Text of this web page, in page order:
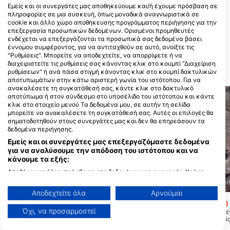
Samos Dive Center
Konstantinou Kanari 1, 83103
PYTHAGOREIO, ΕΛΛΑΔΑ
ΚΟΝΤΙΝΕΣ ΠΕΡΙΟΧΕΣ ΚΑΤΑΔΥΣΗΣ
PYTHAGOREIO
Kyriakou(★3.9)
Αυτή η τοποθεσία έχει ένα ωραίο
βραχώδες τοπίο με μικρά φαράγγια και
SAMOS DIVE CENTER
Karavopetra (★4.3)
Η Καραβόπετρα είναι
μπορείς να
Εμείς και οι συνεργάτες μας αποθηκεύουμε και/ή έχουμε πρόσβαση σε
πληροφορίες σε μια συσκευή, όπως μοναδικά αναγνωριστικά σε
cookie και άλλο χώρο αποθήκευσης προγράμματος περιήγησης για την
επεξεργασία προσωπικών δεδομένων. Ορισμένοι προμηθευτές
ενδέχεται να επεξεργάζονται τα προσωπικά σας δεδομένα βάσει
έννομου συμφέροντος, για να αντιταχθούν σε αυτό, ανοίξτε τις
"Ρυθμίσεις". Μπορείτε να αποδεχτείτε, να απορρίψετε ή να
διαχειριστείτε τις ρυθμίσεις σας κάνοντας κλικ στο κουμπί "Διαχείριση
ρυθμίσεων" ή ανά πάσα στιγμή κάνοντας κλικ στο κουμπί δακτυλικών
αποτυπωμάτων στην κάτω αριστερή γωνία του ιστότοπου. Για να
ανακαλέσετε τη συγκατάθεσή σας, κάντε κλικ στο δακτυλικό
αποτύπωμα ή στον σύνδεσμο στο υποσέλιδο του ιστότοπου και κάντε
κλικ στο στοιχείο μενού Τα δεδομένα μου, σε αυτήν τη σελίδα
μπορείτε να ανακαλέσετε τη συγκατάθεσή σας. Αυτές οι επιλογές θα
σηματοδοτηθούν στους συνεργάτες μας και δεν θα επηρεάσουν τα
δεδομένα περιήγησης.
Εμείς και οι συνεργάτες μας επεξεργαζόμαστε δεδομένα
για να αναλύσουμε την απόδοση του ιστότοπου και να
κάνουμε τα εξής:
Αποθήκευση ή/και πρόσβαση στα δεδομένα μιας συσκευής. Χρήση
προφίλ για εξατομικευμένες διαφημίσεις. Χρήση προφίλ για επιλογή
εξατομικευμένων διαφημίσεων. Δημιουργία προφίλ για εξατομίκευση
περιεχομένου. Χρήση προφίλ για επιλογή εξατομικευμένου
περιεχομένου. Μέτρηση της διαφημιστικής απόδοσης. Μέτρηση
απόδοσης περιεχομένου. Κατανόηση του κοινού μέσω στατιστικών
Αποδεχτείτε όλα Αρνούμαι
Όχι, να προσαρμοστεί